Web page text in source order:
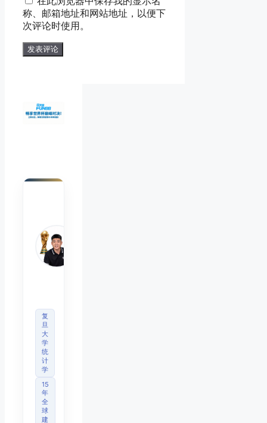
箱
地
址
地
址
称、邮箱地址和网站地址，以便下
次评论时使用。
复
旦
大
学
统
计
学
15
年
全
球
建